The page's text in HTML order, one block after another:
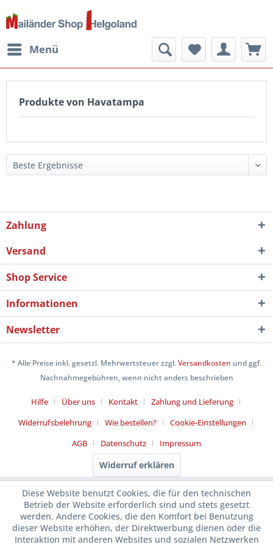
Menü
Produkte von Havatampa
Zahlung
Versand
Shop Service
Informationen
Newsletter
* Alle Preise inkl. gesetzl. Mehrwertsteuer zzgl.Versandkosten und ggf.
Nachnahmegebühren, wenn nicht anders beschrieben
Hilfe Über uns Kontakt
Zahlung und Lieferung
Widerrufsbelehrung
Wie bestellen?
Cookie-Einstellungen
AGB
Datenschutz Impressum
Widerruf erklären
Diese Website benutzt Cookies, die für den technischen
Betrieb der Website erforderlich sind und stets gesetzt
werden. Andere Cookies, die den Komfort bei Benutzung
dieser Website erhöhen, der Direktwerbung dienen oder die
Interaktion mit anderen Websites und sozialen Netzwerken